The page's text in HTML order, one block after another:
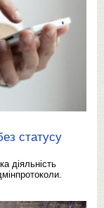
статусу
діяльність